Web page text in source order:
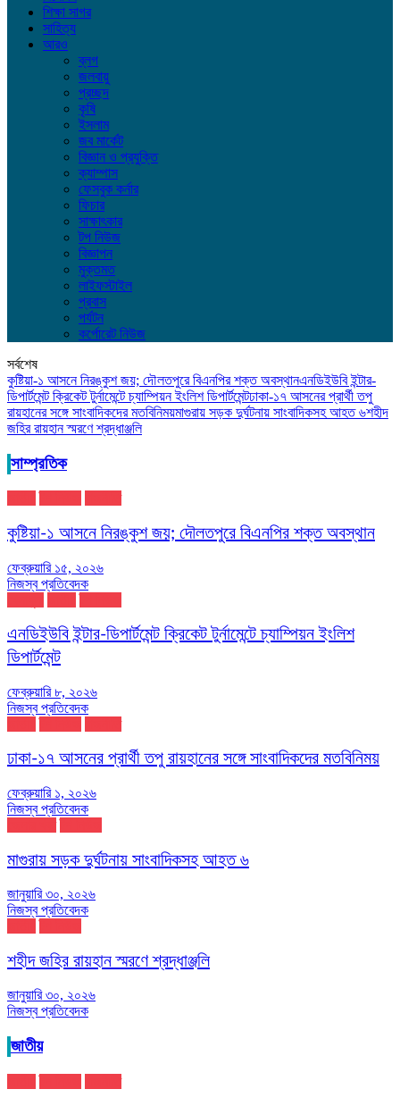
শিক্ষা সাগর
সাহিত্য
আরও
ব্লগ
জলবায়ু
প্রচ্ছদ
কৃষি
ইসলাম
জব মার্কেট
বিজ্ঞান ও প্রযুক্তি
ক্যাম্পাস
ফেসবুক কর্নার
ফিচার
সাক্ষাৎকার
টপ নিউজ
বিজ্ঞাপন
মুক্তমত
লাইফস্টাইল
প্রবাস
পর্যটন
কর্পোরেট নিউজ
সর্বশেষ
কুষ্টিয়া-১ আসনে নিরঙ্কুশ জয়; দৌলতপুরে বিএনপির শক্ত অবস্থানএনডিইউবি ইন্টার-
ডিপার্টমেন্ট ক্রিকেট টুর্নামেন্টে চ্যাম্পিয়ন ইংলিশ ডিপার্টমেন্টঢাকা-১৭ আসনের প্রার্থী তপু
রায়হানের সঙ্গে সাংবাদিকদের মতবিনিময়মাগুরায় সড়ক দুর্ঘটনায় সাংবাদিকসহ আহত ৬শহীদ
জহির রায়হান স্মরণে শ্রদ্ধাঞ্জলি
সাম্প্রতিক
কুষ্টিয়া-১ আসনে নিরঙ্কুশ জয়; দৌলতপুরে বিএনপির শক্ত অবস্থান
ফেব্রুয়ারি ১৫, ২০২৬
নিজস্ব প্রতিবেদক
এনডিইউবি ইন্টার-ডিপার্টমেন্ট ক্রিকেট টুর্নামেন্টে চ্যাম্পিয়ন ইংলিশ
ডিপার্টমেন্ট
ফেব্রুয়ারি ৮, ২০২৬
নিজস্ব প্রতিবেদক
ঢাকা-১৭ আসনের প্রার্থী তপু রায়হানের সঙ্গে সাংবাদিকদের মতবিনিময়
ফেব্রুয়ারি ১, ২০২৬
নিজস্ব প্রতিবেদক
মাগুরায় সড়ক দুর্ঘটনায় সাংবাদিকসহ আহত ৬
জানুয়ারি ৩০, ২০২৬
নিজস্ব প্রতিবেদক
শহীদ জহির রায়হান স্মরণে শ্রদ্ধাঞ্জলি
জানুয়ারি ৩০, ২০২৬
নিজস্ব প্রতিবেদক
জাতীয়